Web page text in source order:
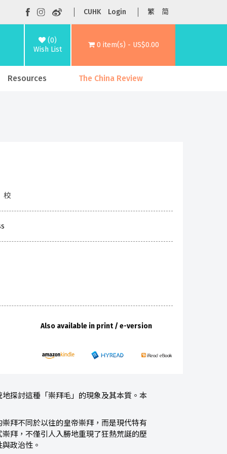
CUHK Login 繁 简
(0)
Wish List
0 item(s) - US$0.00
Resources The China Review
校
Also available in print / e-version
探討這種「崇拜毛」的現象及其本質。本
拜不同於以往的皇帝崇拜，而是現代特有
拜，不僅引人入勝地重現了狂熱荒誕的歷
政治性。